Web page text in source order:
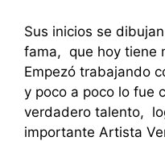
Sus inicios se
fama, que hoy tiene
Empezó trabajando
y poco a poco lo fue
verdadero talento,
importante Artista